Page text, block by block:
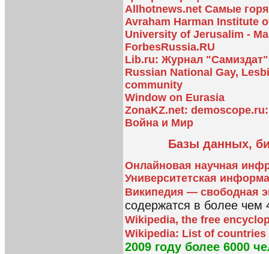
Allhotnews.net Самые
Avraham Harman Institute
University of Jerusalim -
ForbesRussia.RU
Lib.ru: Журнал
Russian National Gay,
community
Window on Eurasia
ZonaKZ.net:
Война и Мир
Базы данных,
Онлайновая научная
Университетская
Википедия — свободная
содержатся в более чем
Wikipedia, the free
Wikipedia: List of
2009 году более 6000